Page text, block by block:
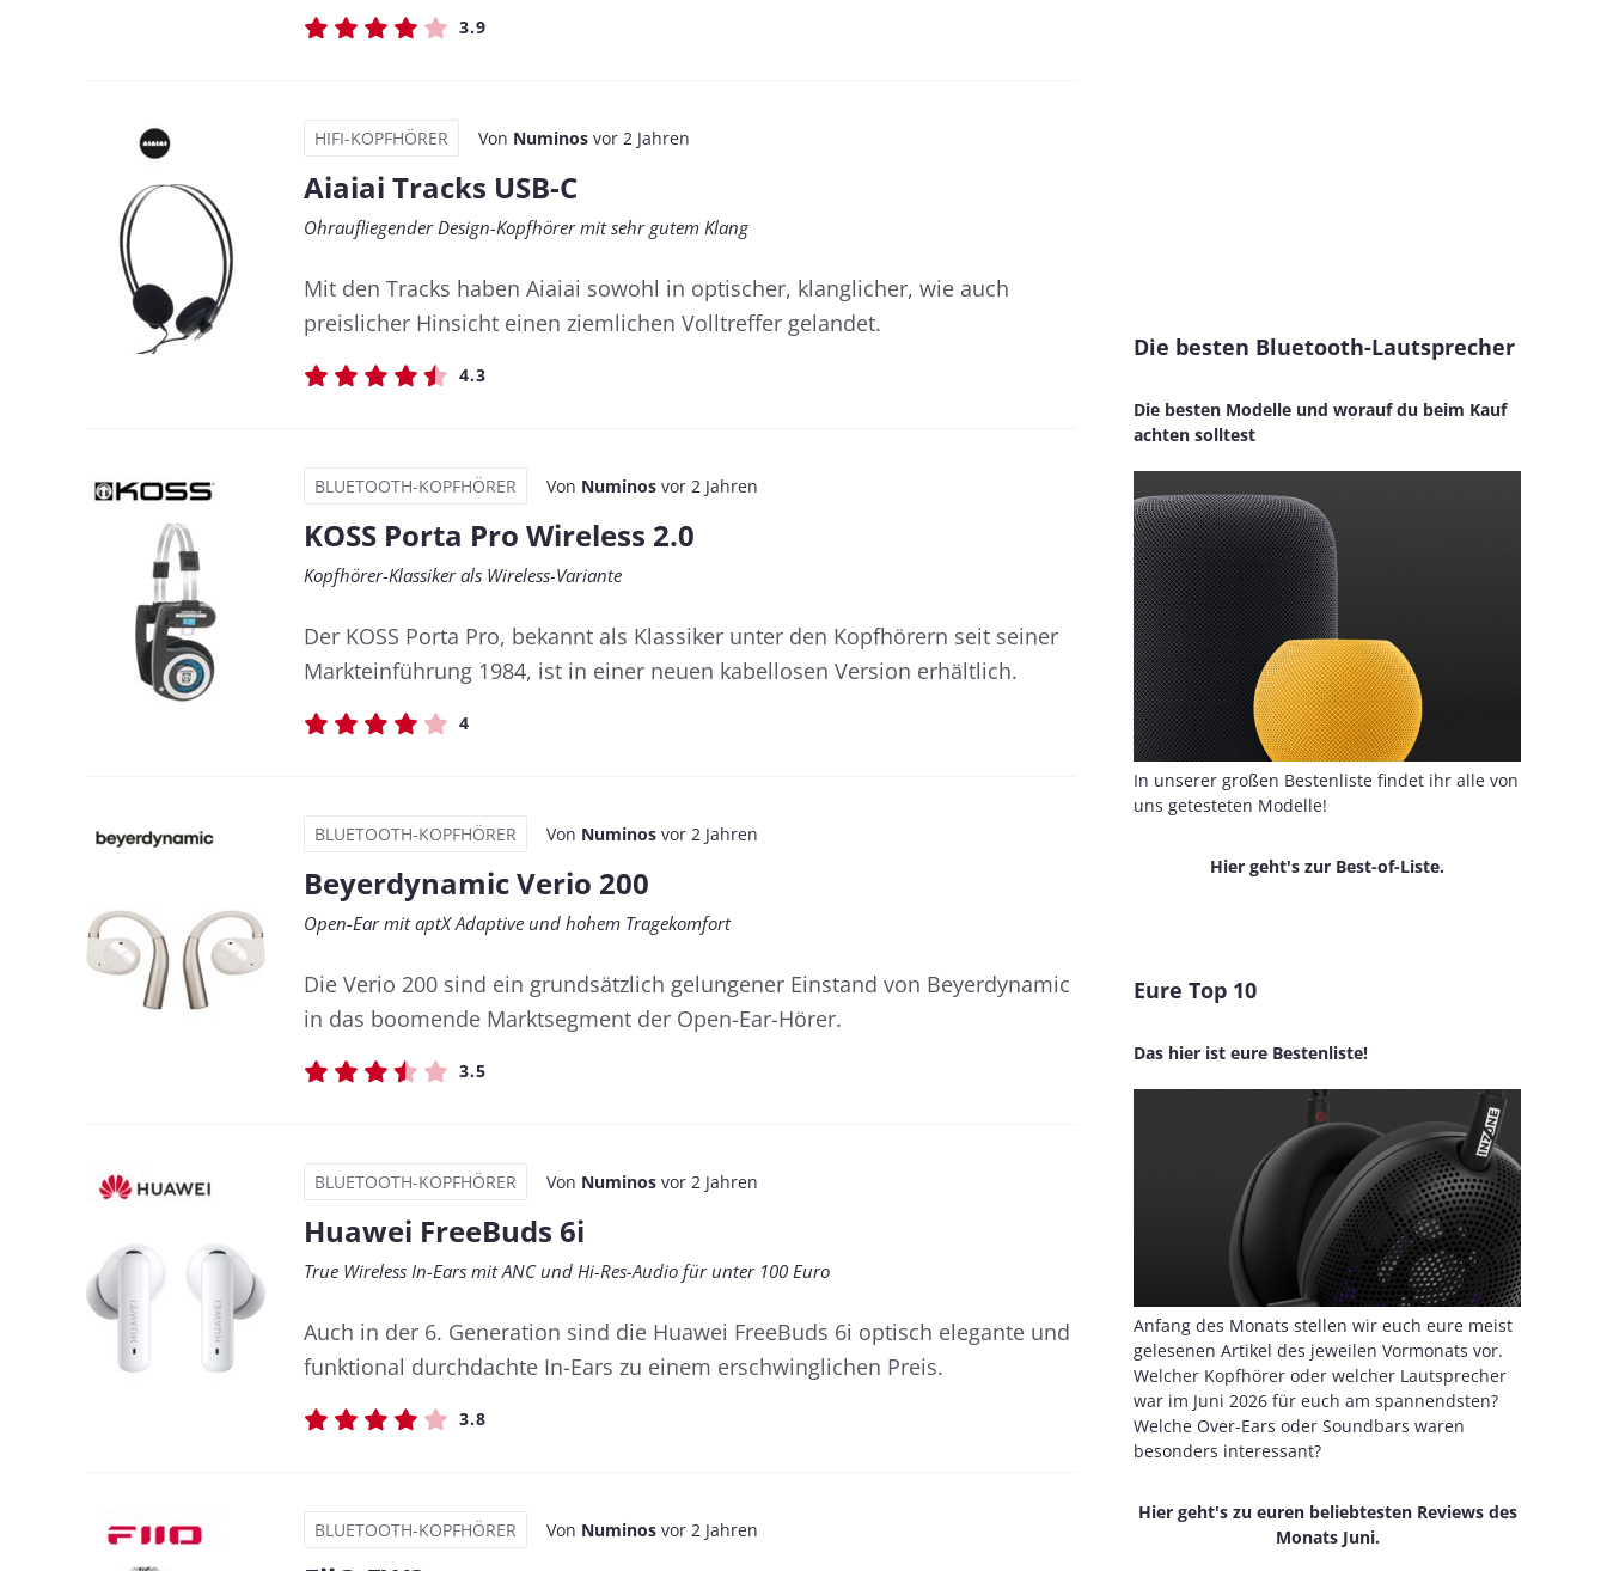
3.9
HIFI-KOPFHÖRER Von Numinos vor 2 Jahren
Aiaiai Tracks USB-C
Ohraufliegender Design-Kopfhörer mit sehr gutem Klang
Mit den Tracks haben Aiaiai sowohl in optischer, klanglicher, wie auch
preislicher Hinsicht einen ziemlichen Volltreffer gelandet.
4.3
BLUETOOTH-KOPFHÖRER Von Numinos vor 2 Jahren
KOSS Porta Pro Wireless 2.0
Kopfhörer-Klassiker als Wireless-Variante
Der KOSS Porta Pro, bekannt als Klassiker unter den Kopfhörern seit seiner
Markteinführung 1984, ist in einer neuen kabellosen Version erhältlich.
4
BLUETOOTH-KOPFHÖRER Von Numinos vor 2 Jahren
Beyerdynamic Verio 200
Open-Ear mit aptX Adaptive und hohem Tragekomfort
Die Verio 200 sind ein grundsätzlich gelungener Einstand von Beyerdynamic
in das boomende Marktsegment der Open-Ear-Hörer.
3.5
BLUETOOTH-KOPFHÖRER Von Numinos vor 2 Jahren
Huawei FreeBuds 6i
True Wireless In-Ears mit ANC und Hi-Res-Audio für unter 100 Euro
Auch in der 6. Generation sind die Huawei FreeBuds 6i optisch elegante und
funktional durchdachte In-Ears zu einem erschwinglichen Preis.
3.8
BLUETOOTH-KOPFHÖRER Von Numinos vor 2 Jahren
Die besten Bluetooth-Lautsprecher
Die besten Modelle und worauf du beim Kauf
achten solltest
In unserer großen Bestenliste findet ihr alle von
uns getesteten Modelle!
Hier geht's zur Best-of-Liste.
Eure Top 10
Das hier ist eure Bestenliste!
Anfang des Monats stellen wir euch eure meist
gelesenen Artikel des jeweilen Vormonats vor.
Welcher Kopfhörer oder welcher Lautsprecher
war im Juni 2026 für euch am spannendsten?
Welche Over-Ears oder Soundbars waren
besonders interessant?
Hier geht's zu euren beliebtesten Reviews des
Monats Juni.